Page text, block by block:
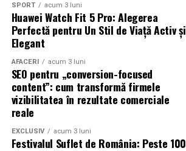
Parteneri media :CineFan,News.ro
Nopți,Cinemap, Revista
FILM,Playtech
Magazine,Filme-carti
Movienator ,Munteanu.
SPORT acum 3 luni
Huawei Watch Fit 5 Pro: Alegerea
Perfectă pentru Un Stil de Viață Activ și
Elegant
AFACERI acum 3 luni
SEO pentru „conversion-focused
content”: cum transformă firmele
vizibilitatea în rezultate comerciale
reale
EXCLUSIV acum 3 luni
Festivalul Suflet de România: Peste 100